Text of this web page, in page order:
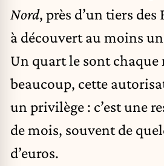
Nord, près d’un tiers
à découvert au moins
Un quart le sont chaque
beaucoup, cette
un privilège : c’est une
de mois, souvent de
d’euros.